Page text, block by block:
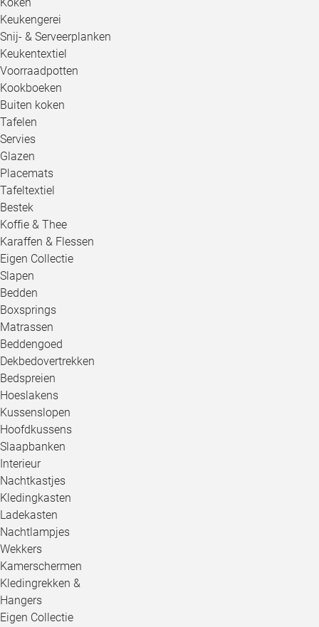
Keukengerei
Snij- & Serveerplanken
Keukentextiel
Voorraadpotten
Kookboeken
Buiten koken
Tafelen
Servies
Glazen
Placemats
Tafeltextiel
Bestek
Koffie & Thee
Karaffen & Flessen
Eigen Collectie
Slapen
Bedden
Boxsprings
Matrassen
Beddengoed
Dekbedovertrekken
Bedspreien
Hoeslakens
Kussenslopen
Hoofdkussens
Slaapbanken
Interieur
Nachtkastjes
Kledingkasten
Ladekasten
Nachtlampjes
Wekkers
Kamerschermen
Kledingrekken &
Hangers
Eigen Collectie